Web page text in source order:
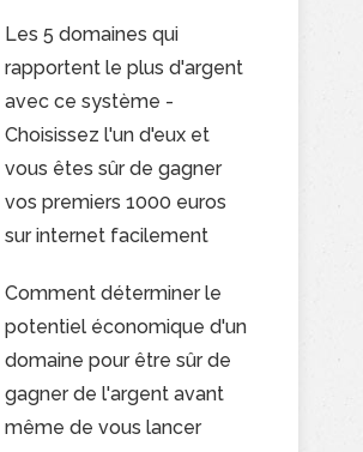
Les 5 domaines qui
rapportent le plus d'argent
avec ce système -
Choisissez l'un d'eux et
vous êtes sûr de gagner
vos premiers 1000 euros
sur internet facilement
Comment déterminer le
potentiel économique d'un
domaine pour être sûr de
gagner de l'argent avant
même de vous lancer